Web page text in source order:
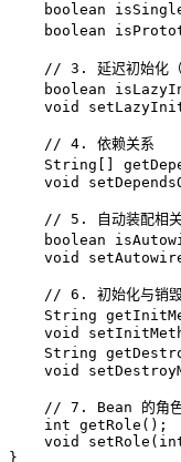
boolean
boolean
// 3. 延迟初始化（
boolean
void
// 4. 依赖关系
String[]
void
// 5. 自动装配相
boolean
void
// 6. 初始化与销
    String
void
    String
void
// 7. Bean 的角色
int getRole () ;
void
setRole (
}